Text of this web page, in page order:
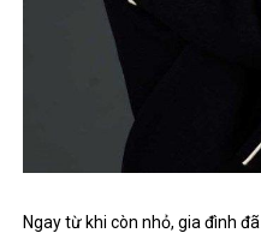
Ngay từ khi còn nhỏ, gia đình